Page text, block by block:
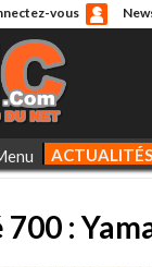
vous
ACTUALITÉS
700 :